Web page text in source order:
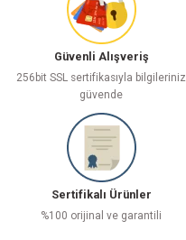
Güvenli Alışveriş
256bit SSL sertifikasıyla bilgileriniz
güvende
Sertifikalı Ürünler
%100 orijinal ve garantili